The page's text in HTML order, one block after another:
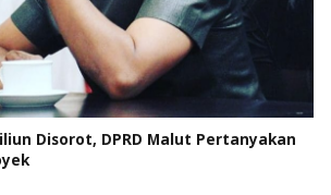
Disorot, DPRD Malut Pertanyakan